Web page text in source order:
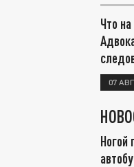
Что
07
Ногой